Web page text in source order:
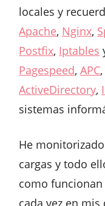
locales y
Apache, Nginx,
Postfix, Iptables
Pagespeed,APC
ActiveDirectory,
sistemas
He
cargas y todo
como
cada vez en